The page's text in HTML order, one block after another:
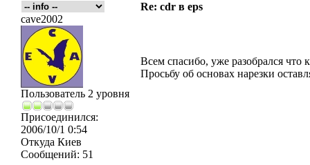
Re: cdr в eps
cave2002
Пользователь 2 уровня
Присоединился:
2006/10/1 0:54
Откуда Киев
Сообщений: 51
Всем спасибо, уже разобрался что
Просьбу об основах нарезки